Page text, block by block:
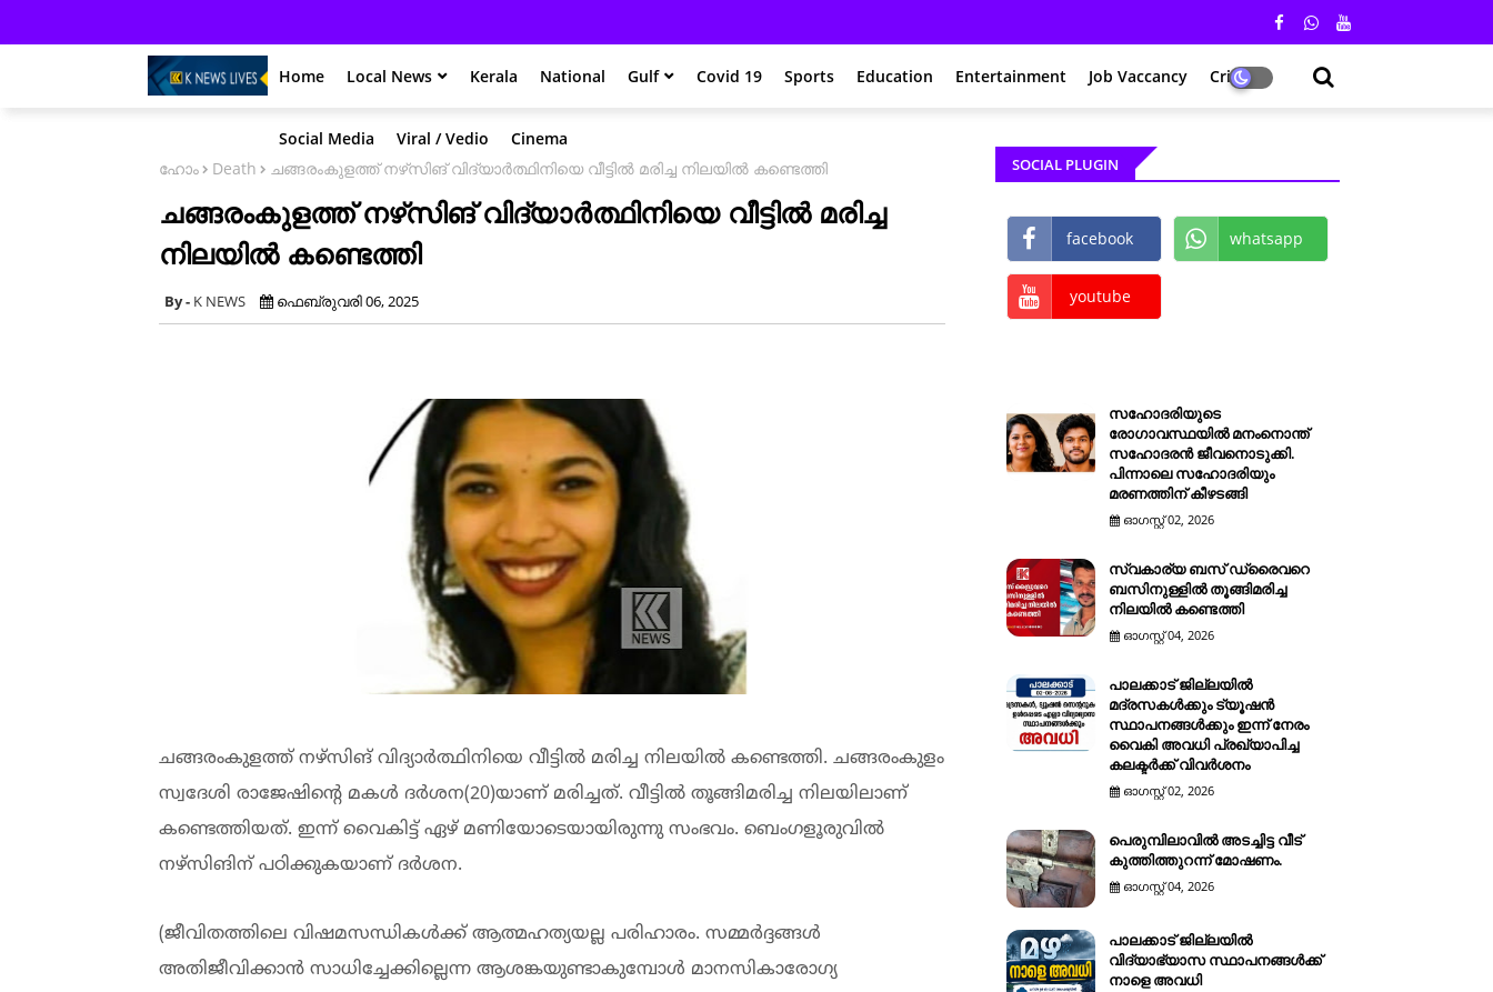
Home Local News Kerala National Gulf Covid 19 Sports Education Entertainment Job Vaccancy Crime
Social Media Viral / Vedio
Cinema
ഹോം
Death ചങ്ങരംകുളത്ത് നഴ്‌സിങ് വിദ്യാർത്ഥിനിയെ വീട്ടിൽ മരിച്ച നിലയിൽ കണ്ടെത്തി
ചങ്ങരംകുളത്ത് നഴ്‌സിങ് വിദ്യാർത്ഥിനിയെ വീട്ടിൽ മരിച്ച
നിലയിൽ കണ്ടെത്തി
K NEWS ഫെബ്രുവരി 06, 2025
ചങ്ങരംകുളത്ത് നഴ്‌സിങ് വിദ്യാർത്ഥിനിയെ വീട്ടിൽ മരിച്ച നിലയിൽ കണ്ടെത്തി. ചങ്ങരംകുളം
സ്വദേശി രാജേഷിന്റെ മകൾ ദർശന(20)യാണ് മരിച്ചത്. വീട്ടിൽ തൂങ്ങിമരിച്ച നിലയിലാണ്
കണ്ടെത്തിയത്. ഇന്ന് വൈകിട്ട് ഏഴ് മണിയോടെയായിരുന്നു സംഭവം. ബെംഗളൂരുവിൽ
നഴ്സിങിന് പഠിക്കുകയാണ് ദർശന.
(ജീവിതത്തിലെ വിഷമസന്ധികള്‍ക്ക് ആത്മഹത്യയല്ല പരിഹാരം. സമ്മര്‍ദ്ദങ്ങള്‍
അതിജീവിക്കാന്‍ സാധിച്ചേക്കില്ലെന്ന ആശങ്കയുണ്ടാകുമ്പോള്‍ മാനസികാരോഗ്യ
SOCIAL PLUGIN
facebook whatsapp
youtube
സഹോദരിയുടെ
രോഗാവസ്ഥയിൽ മനംനൊന്ത്
സഹോദരൻ ജീവനൊടുക്കി.
പിന്നാലെ സഹോദരിയും
മരണത്തിന് കീഴടങ്ങി
ഓഗസ്റ്റ് 02, 2026
സ്വകാര്യ ബസ് ഡ്രൈവറെ
ബസിനുള്ളിൽ തൂങ്ങിമരിച്ച
നിലയിൽ കണ്ടെത്തി
ഓഗസ്റ്റ് 04, 2026
പാലക്കാട് ജില്ലയിൽ
മദ്രസകൾക്കും ട്യൂഷൻ
സ്ഥാപനങ്ങൾക്കും ഇന്ന് നേരം
വൈകി അവധി പ്രഖ്യാപിച്ച
കലക്ടർക്ക് വിവർശനം
ഓഗസ്റ്റ് 02, 2026
പെരുമ്പിലാവിൽ അടച്ചിട്ട വീട്
കുത്തിത്തുറന്ന് മോഷണം.
ഓഗസ്റ്റ് 04, 2026
പാലക്കാട് ജില്ലയിൽ
വിദ്യാഭ്യാസ സ്ഥാപനങ്ങൾക്ക്
നാളെ അവധി